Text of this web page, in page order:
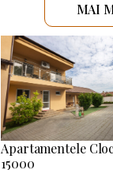
MAI
Apartamentele
15000